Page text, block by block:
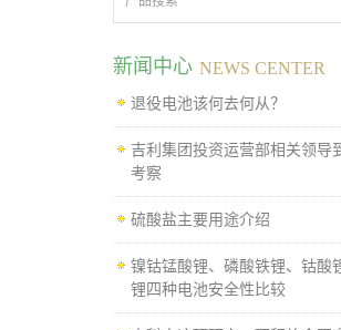
新闻中心 NEWS CENTER
退役电池该何去何从？
吉利集团投资运营部相关领导
考察
硫酸盐主要用途介绍
镍钴锰酸锂、磷酸铁锂、钴酸
锂四种电池安全性比较